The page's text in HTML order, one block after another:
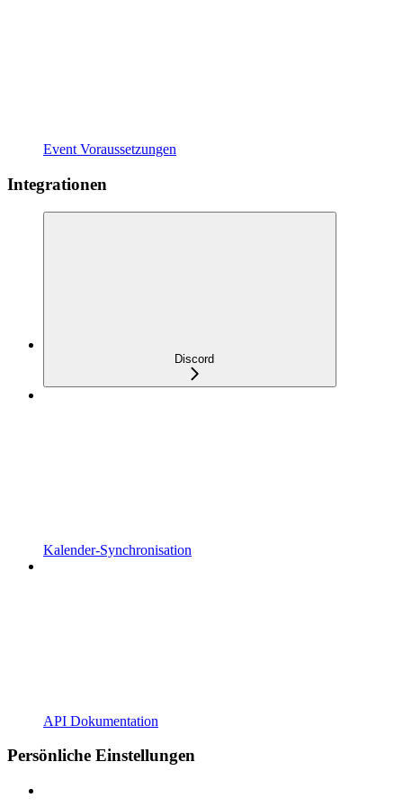
Event Voraussetzungen
Integrationen
Discord
Kalender-Synchronisation
API Dokumentation
Persönliche Einstellungen